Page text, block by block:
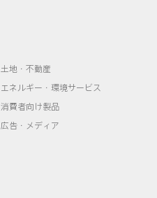
土地・不動産
エネルギー・環境サービス
消費者向け製品
広告・メディア